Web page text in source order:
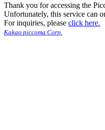
Thank you for accessing the
Unfortunately, this service can
For inquiries, please click here.
Kakao piccoma Corp.